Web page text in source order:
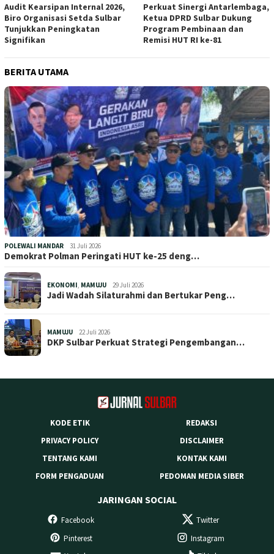
Audit Kearsipan Internal 2026,
Biro Organisasi Setda Sulbar
Tunjukkan Peningkatan
Signifikan
Perkuat Sinergi Antarlembaga,
Ketua DPRD Sulbar Dukung
Program Pembinaan dan
Remisi HUT RI ke-81
BERITA UTAMA
POLEWALI MANDAR 31 Juli 2026
Demokrat Polman Peringati HUT ke-25 deng…
EKONOMI, MAMUJU 29 Juli 2026
Jadi Wadah Silaturahmi dan Bertukar Peng…
MAMUJU 22 Juli 2026
DKP Sulbar Perkuat Strategi Pengembangan…
KODE ETIK
REDAKSI
PRIVACY POLICY
DISCLAIMER
TENTANG KAMI
KONTAK KAMI
FORM PENGADUAN
PEDOMAN MEDIA SIBER
JARINGAN SOCIAL
Facebook
Twitter
Pinterest
Instagram